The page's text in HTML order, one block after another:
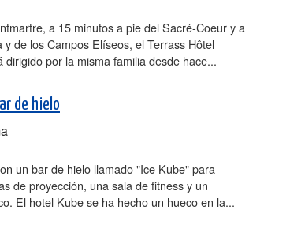
a 15 minutos a pie del Sacré-Coeur y a
y de los Campos Elíseos, el Terrass Hôtel
dirigido por la misma familia desde hace...
de hielo
un bar de hielo llamado "Ice Kube" para
de proyección, una sala de fitness y un
El hotel Kube se ha hecho un hueco en la...